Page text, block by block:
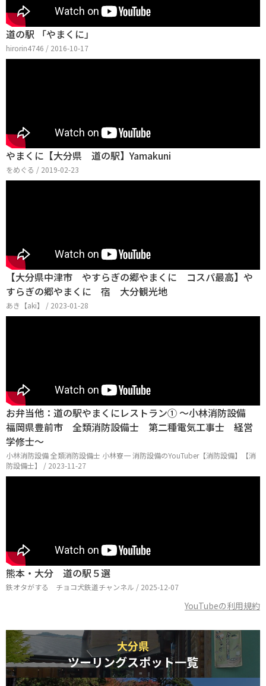
道の駅 「やまくに」
hirorin4746 / 2016-10-17
やまくに【大分県 道の駅】Yamakuni
をめぐる / 2019-02-23
【大分県中津市 やすらぎの郷やまくに コスパ最高】や
すらぎの郷やまくに 宿 大分観光地
あき【aki】 / 2023-01-28
お弁当他：道の駅やまくにレストラン① ～小林消防設備
福岡県豊前市 全類消防設備士 第二種電気工事士 経営
学修士～
小林消防設備 全類消防設備士 小林寮一 消防設備のYouTuber【消防設備】【消
防設備士】 / 2023-11-27
熊本・大分 道の駅５選
鉄オタがする チョコ犬鉄道チャンネル / 2025-12-07
YouTubeの利用規約
大分県
ツーリングスポット一覧